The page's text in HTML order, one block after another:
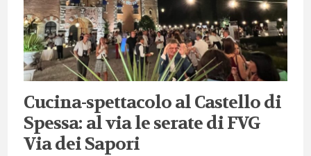
Cucina-spettacolo al Castello di
Spessa: al via le serate di FVG
Via dei Sapori